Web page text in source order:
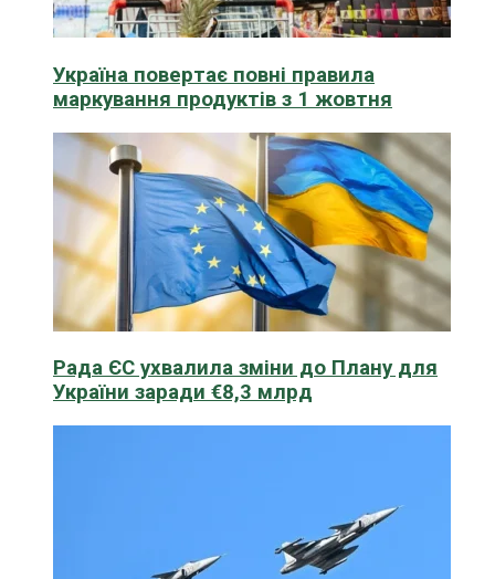
Україна повертає повні правила
маркування продуктів з 1 жовтня
Рада ЄС ухвалила зміни до Плану для
України заради €8,3 млрд